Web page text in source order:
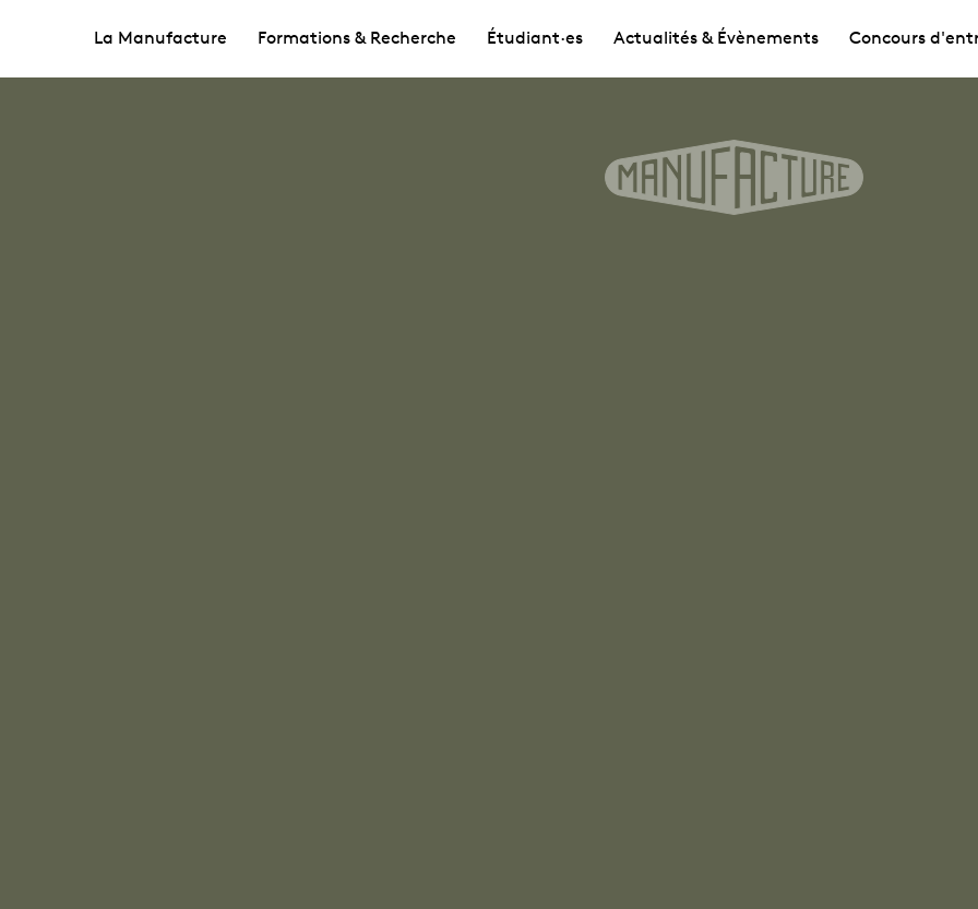
La Manufacture Formations & Recherche Étudiant·es Actualités & Évènements Concours